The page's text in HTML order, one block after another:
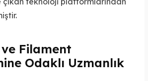
ve Filament
Odaklı Uzmanlık